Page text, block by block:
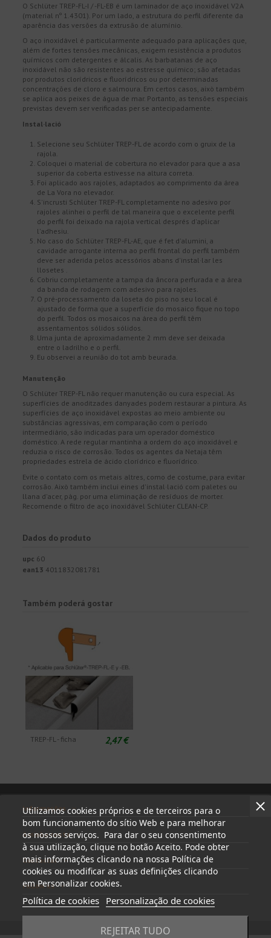
O Schlüter TREP-FL-I / -FL-EB é um laminador de aço inoxidável V2A
(material nº 1.4301). Por um lado, a estrutura do perfil diferente da
aparência das versões da extrusão de alumínio.
O aço inoxidável é particularmente adequado para aplicações que,
além de fortes tensões mecânicas, exigem resistência a produtos
químicos com detergentes e álcalis. As barbatanas de aço
inoxidável não são resistentes ao estresse químico; são afetadas
por produtos clorídricos e fluorídricos ou por determinadas
concentrações de cloro e salmoura. Em certos casos, això também
se aplica aos peixes de água de mar. Portanto, as tensões especiais
previstas devem ser verificadas per se antecipadamente.
Instal·lació
Selecione seu Schlüter TREP-FL de acordo com o gruix de la
rajola.
Coloquei o material de cobertura no elevador para que a asa
superior da coberta estivesse na altura correta.
Foi aplicado aos rajoles, adaptados ao comprimento da área
de La Vora no elevador.
S'incrusti Schlüter TREP-FL completamente no adesivo por
rajoles alinhei o perfil de tal maneira que o excelente perfil
do perfil foi deixado na rajola vertical després d'aplicar
l'adhesiu.
No caso do Schlüter TREP-FL-AE, que é fet d'alumini, a
cavidade arrogante interna ao perfil frontal do perfil também
deve ser aderida pelos acessórios abans d'instal·lar les
llosetes .
Cobriu completamente a tampa da âncora perfurada e a área
da banda de rodagem com adesivo para rajoles.
O pré-processamento da loseta do piso no seu local é
ajustado de forma que a superfície do mosaico fique no topo
do perfil. Todos os mosaicos na área do perfil têm
assentamentos sólidos sólidos.
Uma junta de aproximadamente 2 mm deve ser deixada
entre o ladrilho e o perfil.
Eu observei a reunião do tot amb beurada.
Manutenção
O Schlüter TREP-FL não requer manutenção ou cura especial. As
superfícies de anoditzades danyades podem restaurar a pintura. As
superfícies de aço inoxidável expostas ao meio ambiente ou
substâncias agressivas, em comparação com o período
intermediário, são indicadas para um operador doméstico
doméstico. A rede regular mantinha a ordem do aço inoxidável e
reduzia o risco de corrosão. Todos os agentes da Netaja têm
propriedades estrela de ácido clorídrico e fluorídrico.
Evite o contato com os metais altres, como de costume, para evitar
corrosão. Això também inclui eines d'instal·lació com paletes ou
llana d'acer, pàg. por uma eliminação de resíduos de morter.
Recomende o filtro de aço inoxidável Schlüter CLEAN-CP.
Dados do produto
upc 60
ean13 4011832081781
Também poderá gostar
TREP-FL - ficha 2,47 €
Utilizamos cookies próprios e de terceiros para o
bom funcionamento do sítio Web e para melhorar
os nossos serviços. Para dar o seu consentimento
à sua utilização, clique no botão Aceito. Pode obter
mais informações clicando na nossa Política de
cookies ou modificar as suas definições clicando
em Personalizar cookies.
Política de cookies Personalização de cookies
REJEITAR TUDO
Informações
A minha conta
Contactar
Follow us